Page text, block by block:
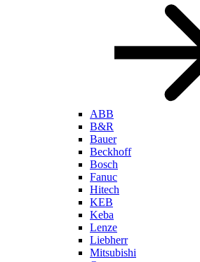
ABB
B&R
Bauer
Beckhoff
Bosch
Fanuc
Hitech
KEB
Keba
Lenze
Liebherr
Mitsubishi